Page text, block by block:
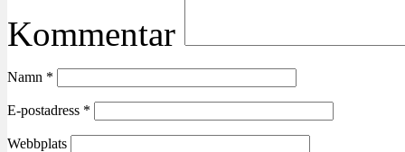
Kommentar
Namn *
E-postadress *
Webbplats